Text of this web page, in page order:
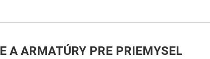
A ARMATÚRY PRE PRIEMYSEL